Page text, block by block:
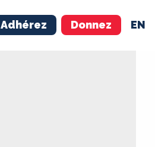
Adhérez Donnez EN